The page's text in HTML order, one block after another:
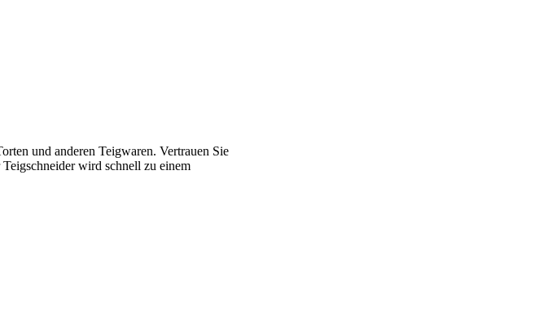
und anderen Teigwaren. Vertrauen Sie
wird schnell zu einem